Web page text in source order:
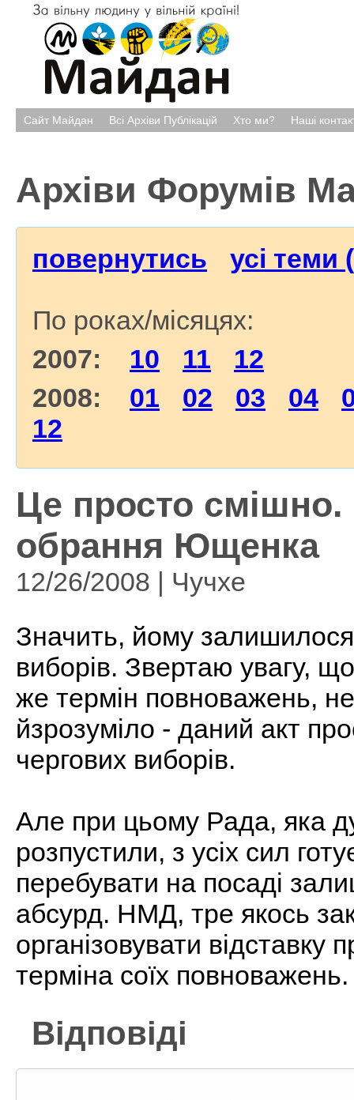
Сайт Майдан Всі Архіви Публікацій Хто ми? Наші
Архіви Форумів
повернутись усі теми
По роках/місяцях:
2007: 10 11
12
2008: 01 02 03 04
12
Це просто смішно.
обрання Ющенка
12/26/2008 | Чучхе
Значить, йому
виборів. Звертаю увагу,
же термін повноважень,
йзрозуміло - даний акт
чергових виборів.
Але при цьому Рада, яка
розпустили, з усіх сил
перебувати на посаді
абсурд. НМД, тре якось
організовувати відставку
терміна соїх повноважень.
Відповіді